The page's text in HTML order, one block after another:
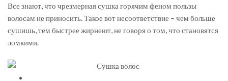
Все знают, что чрезмерная сушка горячим феном пользы
волосам не приносить. Такое вот несоответствие – чем больше
сушишь, тем быстрее жирнеют, не говоря о том, что становятся
ломкими.